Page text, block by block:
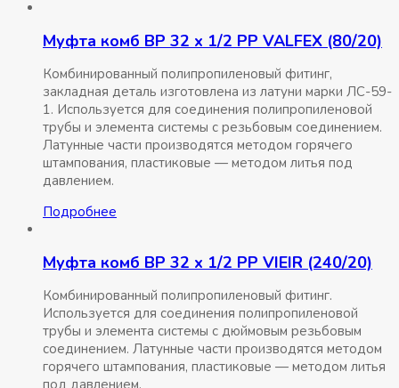
Муфта комб ВР 32 x 1/2 РР VALFEX (80/20)
Комбинированный полипропиленовый фитинг,
закладная деталь изготовлена из латуни марки ЛС-59-
1. Используется для соединения полипропиленовой
трубы и элемента системы с резьбовым соединением.
Латунные части производятся методом горячего
штампования, пластиковые — методом литья под
давлением.
Подробнее
Муфта комб ВР 32 x 1/2 РР VIEIR (240/20)
Комбинированный полипропиленовый фитинг.
Используется для соединения полипропиленовой
трубы и элемента системы с дюймовым резьбовым
соединением. Латунные части производятся методом
горячего штампования, пластиковые — методом литья
под давлением.